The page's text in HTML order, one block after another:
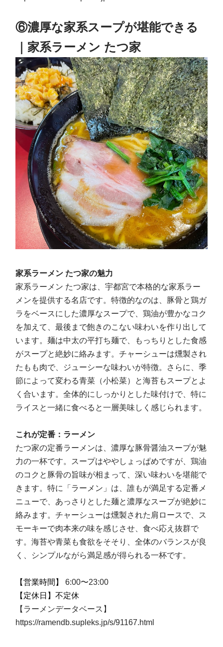
⑥濃厚な家系スープが堪能できる
｜家系ラーメン たつ家
家系ラーメン たつ家の魅力
家系ラーメン たつ家は、宇都宮で本格的な家系ラー
メンを提供する名店です。特徴的なのは、豚骨と鶏ガ
ラをベースにした濃厚なスープで、鶏油が豊かなコク
を加えて、最後まで飽きのこない味わいを作り出して
います。麺は中太の平打ち麺で、もっちりとした食感
がスープと絶妙に絡みます。チャーシューは燻製され
たもも肉で、ジューシーな味わいが特徴。さらに、季
節によって変わる青菜（小松菜）と海苔もスープとよ
く合います。全体的にしっかりとした味付けで、特に
ライスと一緒に食べると一層美味しく感じられます。
これが定番：ラーメン
たつ家の定番ラーメンは、濃厚な豚骨醤油スープが魅
力の一杯です。スープはややしょっぱめですが、鶏油
のコクと豚骨の旨味が相まって、深い味わいを堪能で
きます。特に「ラーメン」は、誰もが満足する定番メ
ニューで、あっさりとした麺と濃厚なスープが絶妙に
絡みます。チャーシューは燻製された肩ロースで、ス
モーキーで肉本来の味を感じさせ、食べ応え抜群で
す。海苔や青菜も食欲をそそり、全体のバランスが良
く、シンプルながら満足感が得られる一杯です。
【営業時間】 6:00〜23:00
【定休日】不定休
【ラーメンデータベース】
https://ramendb.supleks.jp/s/91167.html